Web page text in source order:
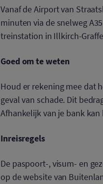
Vanaf de Airport van
minuten via de snelweg
treinstation in Illkirch-
Goed om te weten
Houd er rekening mee dat
geval van schade. Dit
Afhankelijk van je bank
Inreisregels
De paspoort-, visum- en
op de website van